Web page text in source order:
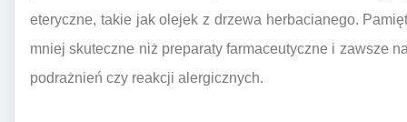
eteryczne, takie jak olejek z drzewa herbacianego.
mniej skuteczne niż preparaty farmaceutyczne i zawsze
podrażnień czy reakcji alergicznych.